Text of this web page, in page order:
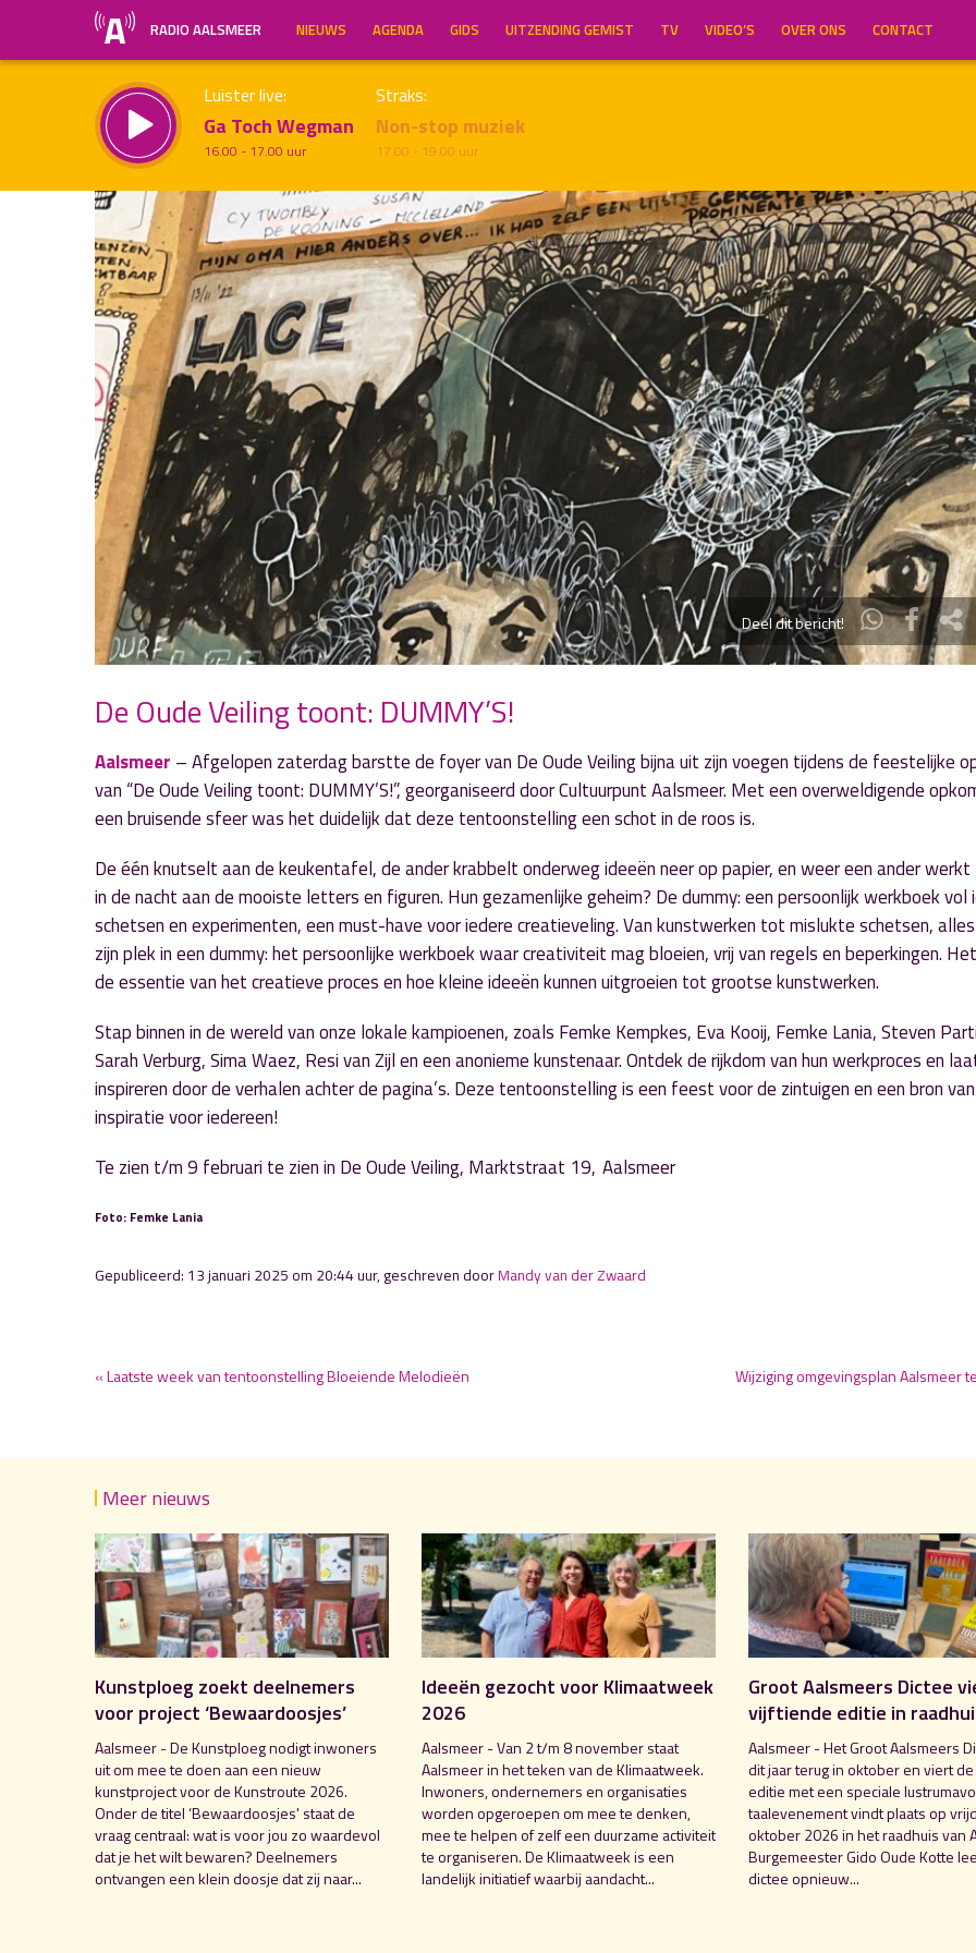
RADIO AALSMEER NIEUWS AGENDA GIDS UITZENDING GEMIST TV VIDEO’S OVER ONS CONTACT
Luister live:
Ga Toch Wegman
16.00 - 17.00 uur
Straks:
Non-stop muziek
17.00 - 19.00 uur
Inklappen
Deel dit bericht!
De Oude Veiling toont: DUMMY’S!
Aalsmeer – Afgelopen zaterdag barstte de foyer van De Oude Veiling bijna uit zijn voegen tijdens de feestelijke
van “De Oude Veiling toont: DUMMY’S!”, georganiseerd door Cultuurpunt Aalsmeer. Met een overweldigende
een bruisende sfeer was het duidelijk dat deze tentoonstelling een schot in de roos is.
De één knutselt aan de keukentafel, de ander krabbelt onderweg ideeën neer op papier, en weer een ander
in de nacht aan de mooiste letters en figuren. Hun gezamenlijke geheim? De dummy: een persoonlijk werkboek vol
schetsen en experimenten, een must-have voor iedere creatieveling. Van kunstwerken tot mislukte schetsen,
zijn plek in een dummy: het persoonlijke werkboek waar creativiteit mag bloeien, vrij van regels en beperkingen.
de essentie van het creatieve proces en hoe kleine ideeën kunnen uitgroeien tot grootse kunstwerken.
Stap binnen in de wereld van onze lokale kampioenen, zoals Femke Kempkes, Eva Kooij, Femke Lania, Steven
Sarah Verburg, Sima Waez, Resi van Zijl en een anonieme kunstenaar. Ontdek de rijkdom van hun werkproces en
inspireren door de verhalen achter de pagina’s. Deze tentoonstelling is een feest voor de zintuigen en een bron van
inspiratie voor iedereen!
Te zien t/m 9 februari te zien in De Oude Veiling, Marktstraat 19, Aalsmeer
Foto: Femke Lania
Gepubliceerd: 13 januari 2025 om 20:44 uur, geschreven doorMandy van der Zwaard
« Laatste week van tentoonstelling Bloeiende Melodieën Wijziging omgevingsplan Aalsmeer
Meer nieuws
Kunstploeg zoekt deelnemers
voor project ‘Bewaardoosjes’
Aalsmeer - De Kunstploeg nodigt inwoners
uit om mee te doen aan een nieuw
kunstproject voor de Kunstroute 2026.
Onder de titel ‘Bewaardoosjes' staat de
vraag centraal: wat is voor jou zo waardevol
dat je het wilt bewaren? Deelnemers
ontvangen een klein doosje dat zij naar...
Ideeën gezocht voor Klimaatweek
2026
Aalsmeer - Van 2 t/m 8 november staat
Aalsmeer in het teken van de Klimaatweek.
Inwoners, ondernemers en organisaties
worden opgeroepen om mee te denken,
mee te helpen of zelf een duurzame activiteit
te organiseren. De Klimaatweek is een
landelijk initiatief waarbij aandacht...
Groot Aalsmeers Dictee
vijftiende editie in
Aalsmeer - Het Groot Aalsmeers
dit jaar terug in oktober en viert
editie met een speciale
taalevenement vindt plaats op
oktober 2026 in het raadhuis van
Burgemeester Gido Oude Kotte
dictee opnieuw...